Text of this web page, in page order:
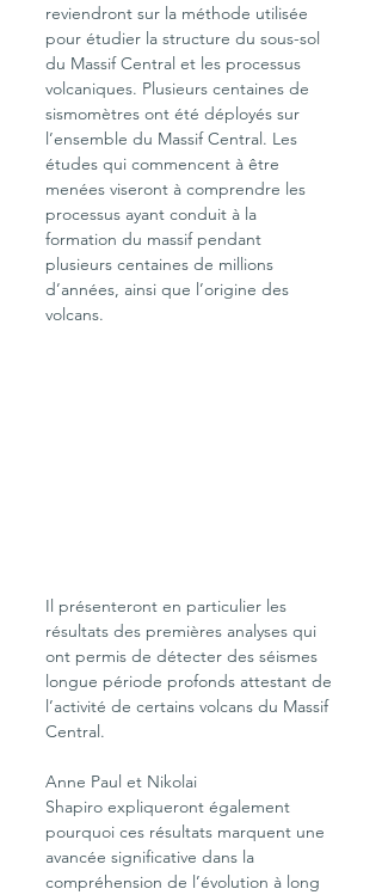
reviendront sur la méthode utilisée
pour étudier la structure du sous-sol
du Massif Central et les processus
volcaniques. Plusieurs centaines de
sismomètres ont été déployés sur
l’ensemble du Massif Central. Les
études qui commencent à être
menées viseront à comprendre les
processus ayant conduit à la
formation du massif pendant
plusieurs centaines de millions
d’années, ainsi que l’origine des
volcans.
Il présenteront en particulier les
résultats des premières analyses qui
ont permis de détecter des séismes
longue période profonds attestant de
l’activité de certains volcans du Massif
Central.
Anne Paul et Nikolai
Shapiro expliqueront également
pourquoi ces résultats marquent une
avancée significative dans la
compréhension de l’évolution à long